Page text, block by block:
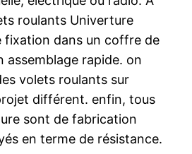
roulants Univerture
fixation dans un coffre de
assemblage rapide. on
volets roulants sur
différent. enfin, tous
sont de fabrication
en terme de résistance.